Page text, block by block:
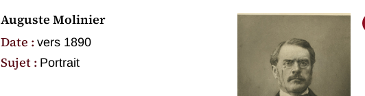
Auguste Molinier
Date : vers 1890
Sujet : Portrait